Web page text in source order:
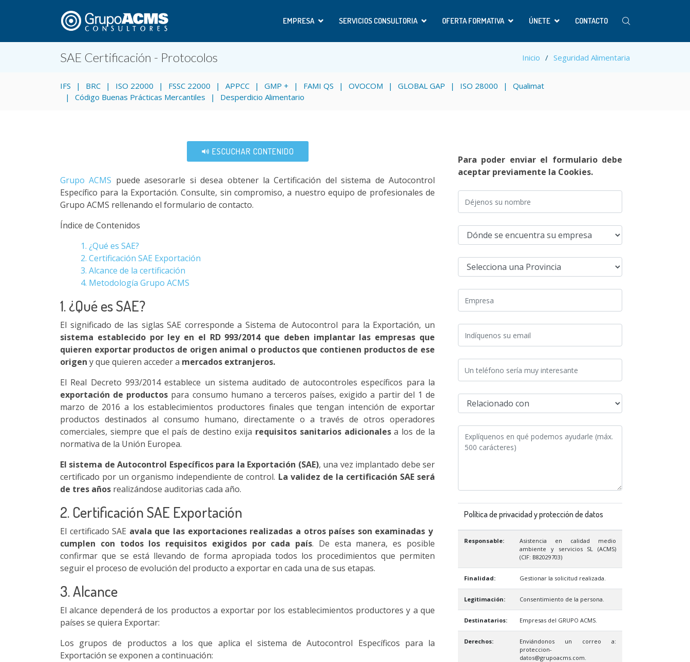
EMPRESA SERVICIOS CONSULTORIA OFERTA FORMATIVA ÚNETE CONTACTO
SAE Certificación - Protocolos Inicio Seguridad Alimentaria
IFS BRC ISO 22000 FSSC 22000 APPCC GMP + FAMI QS OVOCOM GLOBAL GAP ISO 28000
Qualimat
Código Buenas Prácticas Mercantiles
Desperdicio Alimentario
ESCUCHAR CONTENIDO
Grupo ACMS puede asesorarle si desea obtener la Certificación del sistema de Autocontrol
Específico para la Exportación. Consulte, sin compromiso, a nuestro equipo de profesionales de
Grupo ACMS rellenando el formulario de contacto.
Índice de Contenidos
1. ¿Qué es SAE?
2. Certificación SAE Exportación
3. Alcance de la certificación
4. Metodología Grupo ACMS
1. ¿Qué es SAE?
El significado de las siglas SAE corresponde a Sistema de Autocontrol para la Exportación, un
sistema establecido por ley en el RD 993/2014 que deben implantar las empresas que
quieren exportar productos de origen animal o productos que contienen productos de ese
origen y que quieren acceder a mercados extranjeros.
El Real Decreto 993/2014 establece un sistema auditado de autocontroles específicos para la
exportación de productos para consumo humano a terceros países, exigido a partir del 1 de
marzo de 2016 a los establecimientos productores finales que tengan intención de exportar
productos destinados al consumo humano, directamente o a través de otros operadores
comerciales, siempre que el país de destino exija requisitos sanitarios adicionalesa los de la
normativa de la Unión Europea.
El sistema de Autocontrol Específicos para la Exportación (SAE), una vez implantado debe ser
certificado por un organismo independiente de control. La validez de la certificación SAE será
de tres años realizándose auditorias cada año.
2. Certificación SAE Exportación
El certificado SAE avala que las exportaciones realizadas a otros países son examinadas y
cumplen con todos los requisitos exigidos por cada país. De esta manera, es posible
confirmar que se está llevando de forma apropiada todos los procedimientos que permiten
seguir el proceso de evolución del producto a exportar en cada una de sus etapas.
3. Alcance
El alcance dependerá de los productos a exportar por los establecimientos productores y a que
países se quiera Exportar:
Los grupos de productos a los que aplica el sistema de Autocontrol Específicos para la
Exportación se exponen a continuación:
Para poder enviar el formulario debe
aceptar previamente la Cookies.
Política de privacidad y protección de datos
Responsable:
Asistencia en calidad medio
ambiente y servicios SL (ACMS)
(CIF: B82029703)
Finalidad: Gestionar la solicitud realizada.
Legitimación: Consentimiento de la persona.
Destinatarios: Empresas del GRUPO ACMS.
Derechos:
Enviándonos un correo a:
proteccion-
datos@grupoacms.com.